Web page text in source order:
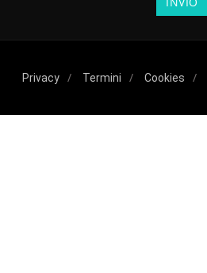
Privacy Termini Cookies